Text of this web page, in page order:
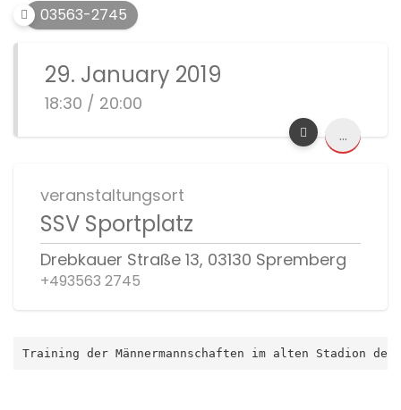
03563-2745
29. January 2019
18:30 / 20:00
...
veranstaltungsort
SSV Sportplatz
Drebkauer Straße 13, 03130 Spremberg
+493563 2745
Training der Männermannschaften im alten Stadion des